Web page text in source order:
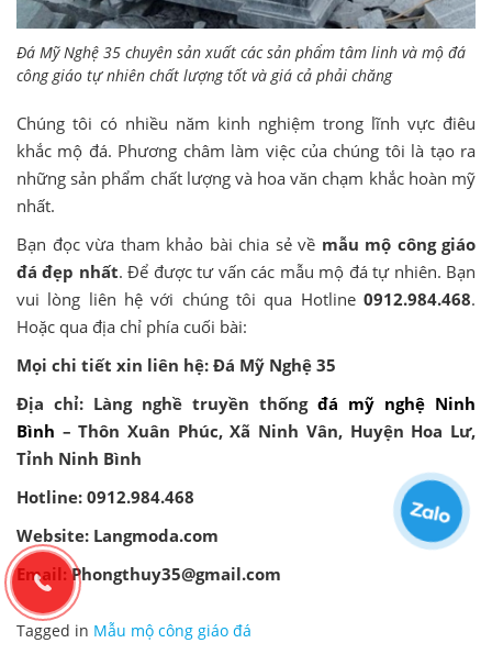
Đá Mỹ Nghệ 35 chuyên sản xuất các sản phẩm tâm linh và mộ đá
công giáo tự nhiên chất lượng tốt và giá cả phải chăng
Chúng tôi có nhiều năm kinh nghiệm trong lĩnh vực điêu
khắc mộ đá. Phương châm làm việc của chúng tôi là tạo ra
những sản phẩm chất lượng và hoa văn chạm khắc hoàn mỹ
nhất.
Bạn đọc vừa tham khảo bài chia sẻ về mẫu mộ công giáo
đá đẹp nhất. Để được tư vấn các mẫu mộ đá tự nhiên. Bạn
vui lòng liên hệ với chúng tôi qua Hotline 0912.984.468.
Hoặc qua địa chỉ phía cuối bài:
Mọi chi tiết xin liên hệ: Đá Mỹ Nghệ 35
Địa chỉ: Làng nghề truyền thống đá mỹ nghệ Ninh
Bình – Thôn Xuân Phúc, Xã Ninh Vân, Huyện Hoa Lư,
Tỉnh Ninh Bình
Hotline: 0912.984.468
Website: Langmoda.com
Email: Phongthuy35@gmail.com
Tagged in Mẫu mộ công giáo đá